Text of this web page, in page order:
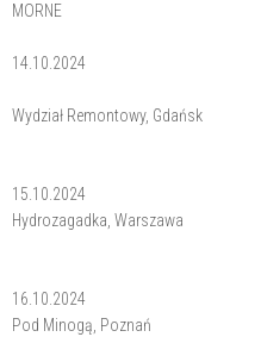
MORNE
14.10.2024
Wydział Remontowy, Gdańsk
15.10.2024
Hydrozagadka, Warszawa
16.10.2024
Pod Minogą, Poznań